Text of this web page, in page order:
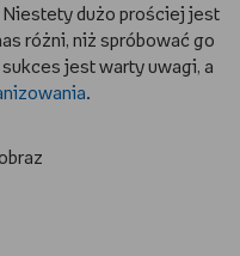
dużo prościej jest
różni, niż spróbować go
jest warty uwagi, a
.